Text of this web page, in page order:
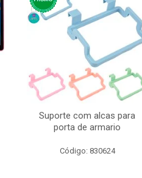
Suporte com alcas para
porta de armario
Código: 830624